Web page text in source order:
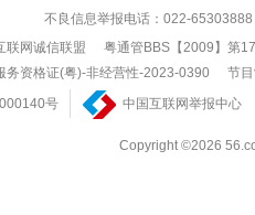
不良信息举报电话：022-65303888
联网诚信联盟
粤通管BBS【2009】第
务资格证(粤)-非经营性-2023-0390
节
号
中国互联网举报中心
Copyright ©2026